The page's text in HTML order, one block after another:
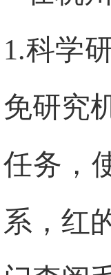
1.科学
免研究
任务，
系，红